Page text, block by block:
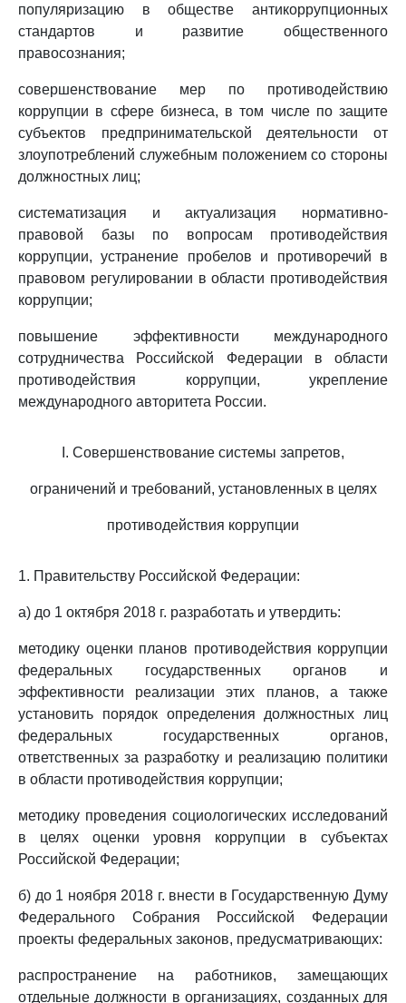
популяризацию в обществе антикоррупционных
стандартов и развитие общественного
правосознания;
совершенствование мер по противодействию
коррупции в сфере бизнеса, в том числе по защите
субъектов предпринимательской деятельности от
злоупотреблений служебным положением со стороны
должностных лиц;
систематизация и актуализация нормативно-
правовой базы по вопросам противодействия
коррупции, устранение пробелов и противоречий в
правовом регулировании в области противодействия
коррупции;
повышение эффективности международного
сотрудничества Российской Федерации в области
противодействия коррупции, укрепление
международного авторитета России.
I. Совершенствование системы запретов,
ограничений и требований, установленных в целях
противодействия коррупции
1. Правительству Российской Федерации:
а) до 1 октября 2018 г. разработать и утвердить:
методику оценки планов противодействия коррупции
федеральных государственных органов и
эффективности реализации этих планов, а также
установить порядок определения должностных лиц
федеральных государственных органов,
ответственных за разработку и реализацию политики
в области противодействия коррупции;
методику проведения социологических исследований
в целях оценки уровня коррупции в субъектах
Российской Федерации;
б) до 1 ноября 2018 г. внести в Государственную Думу
Федерального Собрания Российской Федерации
проекты федеральных законов, предусматривающих:
распространение на работников, замещающих
отдельные должности в организациях, созданных для